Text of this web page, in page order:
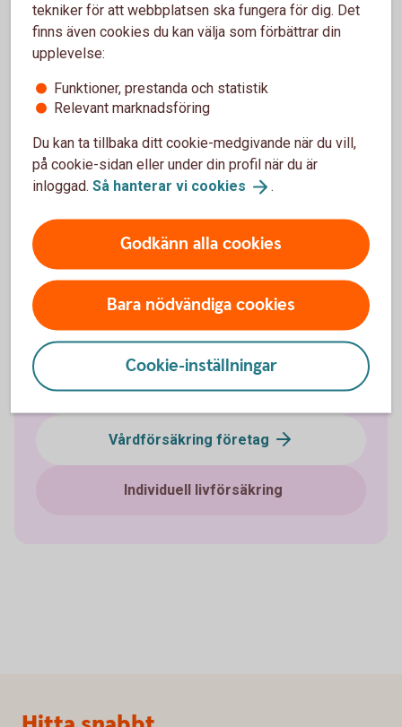
Försäkringsgivare
Swedbank FörsäkringAB
Välj innehåll i pensionsplanen
Pensionssparande
Olycksfallsförsäkring
Tjänstegrupplivförsäkring TGL
Vårdförsäkring företag
Individuell livförsäkring
tekniker för att webbplatsen ska fungera för dig. Det
finns även cookies du kan välja som förbättrar din
upplevelse:
Funktioner, prestanda och statistik
Relevant marknadsföring
Du kan ta tillbaka ditt cookie-medgivande när du vill,
på cookie-sidan eller under din profil när du är
inloggad. Så hanterar vi cookies .
Godkänn alla cookies
Bara nödvändiga cookies
Cookie-inställningar
Sidfot